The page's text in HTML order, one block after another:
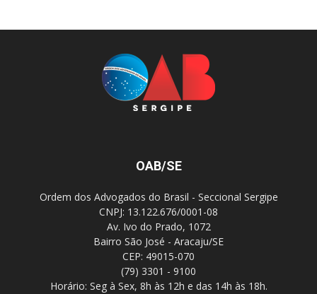
OAB/SE
Ordem dos Advogados do Brasil - Seccional Sergipe
CNPJ: 13.122.676/0001-08
Av. Ivo do Prado, 1072
Bairro São José - Aracaju/SE
CEP: 49015-070
(79) 3301 - 9100
Horário: Seg à Sex, 8h às 12h e das 14h às 18h.